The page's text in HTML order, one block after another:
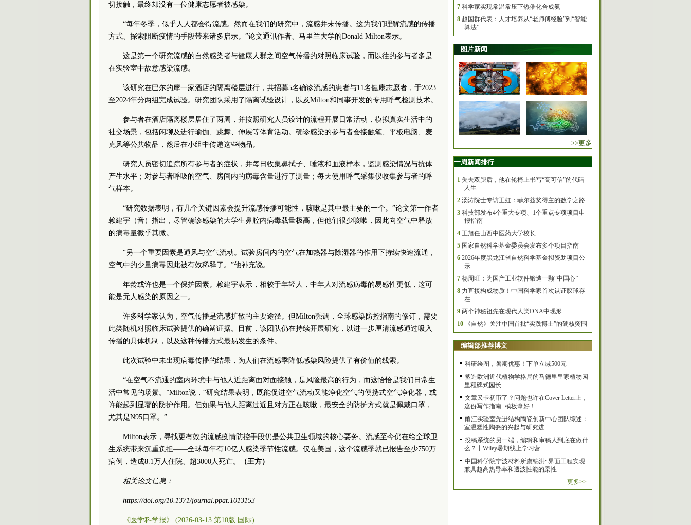
切接触，最终却没有一位健康志愿者被感染。
“每年冬季，似乎人人都会得流感。然而在我们的研究中，流感并未传播。这为我们理解流感的传播
方式、探索阻断疫情的手段带来诸多启示。”论文通讯作者、马里兰大学的Donald Milton表示。
这是第一个研究流感的自然感染者与健康人群之间空气传播的对照临床试验，而以往的参与者多是
在实验室中故意感染流感。
该研究在巴尔的摩一家酒店的隔离楼层进行，共招募5名确诊流感的患者与11名健康志愿者，于2023
至2024年分两组完成试验。研究团队采用了隔离试验设计，以及Milton和同事开发的专用呼气检测技术。
参与者在酒店隔离楼层居住了两周，并按照研究人员设计的流程开展日常活动，模拟真实生活中的
社交场景，包括闲聊及进行瑜伽、跳舞、伸展等体育活动。确诊感染的参与者会接触笔、平板电脑、麦
克风等公共物品，然后在小组中传递这些物品。
研究人员密切追踪所有参与者的症状，并每日收集鼻拭子、唾液和血液样本，监测感染情况与抗体
产生水平；对参与者呼吸的空气、房间内的病毒含量进行了测量；每天使用呼气采集仪收集参与者的呼
气样本。
“研究数据表明，有几个关键因素会提升流感传播可能性，咳嗽是其中最主要的一个。”论文第一作者
赖建宇（音）指出，尽管确诊感染的大学生鼻腔内病毒载量极高，但他们很少咳嗽，因此向空气中释放
的病毒量微乎其微。
“另一个重要因素是通风与空气流动。试验房间内的空气在加热器与除湿器的作用下持续快速流通，
空气中的少量病毒因此被有效稀释了。”他补充说。
年龄或许也是一个保护因素。赖建宇表示，相较于年轻人，中年人对流感病毒的易感性更低，这可
能是无人感染的原因之一。
许多科学家认为，空气传播是流感扩散的主要途径。但Milton强调，全球感染防控指南的修订，需要
此类随机对照临床试验提供的确凿证据。目前，该团队仍在持续开展研究，以进一步厘清流感通过吸入
传播的具体机制，以及这种传播方式最易发生的条件。
此次试验中未出现病毒传播的结果，为人们在流感季降低感染风险提供了有价值的线索。
“在空气不流通的室内环境中与他人近距离面对面接触，是风险最高的行为，而这恰恰是我们日常生
活中常见的场景。”Milton说，“研究结果表明，既能促进空气流动又能净化空气的便携式空气净化器，或
许能起到显著的防护作用。但如果与他人距离过近且对方正在咳嗽，最安全的防护方式就是佩戴口罩，
尤其是N95口罩。”
Milton表示，寻找更有效的流感疫情防控手段仍是公共卫生领域的核心要务。流感至今仍在给全球卫
生系统带来沉重负担——全球每年有10亿人感染季节性流感。仅在美国，这个流感季就已报告至少750万
病例，造成8.1万人住院、超3000人死亡。
（王方）
相关论文信息：
https://doi.org/10.1371/journal.ppat.1013153
《医学科学报》 (2026-03-13 第10版 国际)
7 科学家实现常温常压下热催化合成氨
8 赵国群代表：人才培养从“老师傅经验”到“智能
算法”
图片新闻
>>更多
一周新闻排行
1 失去双腿后，他在轮椅上书写“高可信”的代码
人生
2 汤涛院士专访王虹：菲尔兹奖得主的数学之路
3 科技部发布4个重大专项、1个重点专项项目申
报指南
4 王旭任山西中医药大学校长
5 国家自然科学基金委员会发布多个项目指南
6 2026年度黑龙江省自然科学基金拟资助项目公
示
7 杨周旺：为国产工业软件锻造一颗“中国心”
8 力直接构成物质！中国科学家首次认证胶球存
在
9 两个神秘祖先在现代人类DNA中现形
10
《自然》关注中国首批“实践博士”的硬核突围
编辑部推荐博文
科研绘图，暑期优惠！下单立减500元
塑造欧洲近代植物学格局的马德里皇家植物园
里程碑式园长
文章又卡初审了？问题也许在Cover Letter上，
这份写作指南+模板拿好！
甬江实验室先进结构陶瓷创新中心团队综述：
室温塑性陶瓷的兴起与研究进 ...
投稿系统的另一端，编辑和审稿人到底在做什
么？丨Wiley暑期线上学习营
中国科学院宁波材料所虞锦洪: 界面工程实现
兼具超高热导率和透波性能的柔性 ...
更多>>